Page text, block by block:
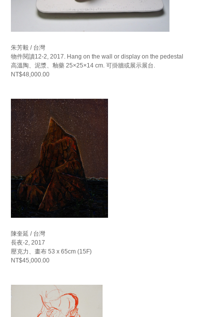
朱芳毅 / 台灣
物件閱讀12-2, 2017. Hang on the wall or display on the pedestal
高溫陶、泥漿、釉藥 25×25×14 cm. 可掛牆或展示展台.
NT$48,000.00
陳奎延 / 台灣
長夜-2, 2017
壓克力、畫布 53 x 65cm (15F)
NT$45,000.00